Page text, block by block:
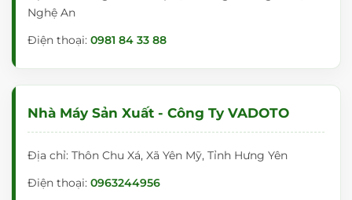
Nghệ An
Điện thoại: 0981 84 33 88
Nhà Máy Sản Xuất - Công Ty VADOTO
Địa chỉ: Thôn Chu Xá, Xã Yên Mỹ, Tỉnh Hưng Yên
Điện thoại: 0963244956